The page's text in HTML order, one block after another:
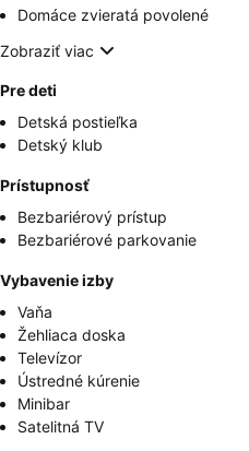
Domáce zvieratá povolené
Zobraziť viac
Pre deti
Detská postieľka
Detský klub
Prístupnosť
Bezbariérový prístup
Bezbariérové parkovanie
Vybavenie izby
Vaňa
Žehliaca doska
Televízor
Ústredné kúrenie
Minibar
Satelitná TV